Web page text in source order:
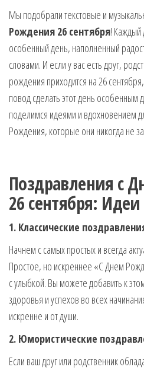
друзей.
Поздравления
телефон,
музыкальные.
Только для
готовые
голосовые
СМС,
Песни. Самые
Нежные,
Красивые,
Приятные
пожелания на
каждый день и
безумно
эротичные
сообщения!
Мы подобрали текстовые и
Рождения 26 сентября!
особенный день, наполненный
словами. И если у вас есть друг,
рождения приходится на 26
повод сделать этот день особенным
поделимся идеями и вдохновением
Рождения, которые они никогда не
Поздравления с
26 сентября:
1. Классические
Начнем с самых простых и всегда
Простое, но искреннее «С Днем
с улыбкой. Вы можете добавить к
здоровья и успехов во всех
искренне и от души.
2. Юмористические
Если ваш друг или родственник